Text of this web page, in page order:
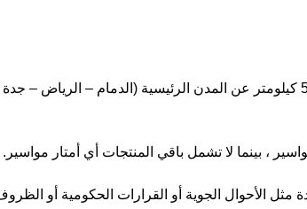
.
الأحوال الجوية أو القرارات الحكومية أو